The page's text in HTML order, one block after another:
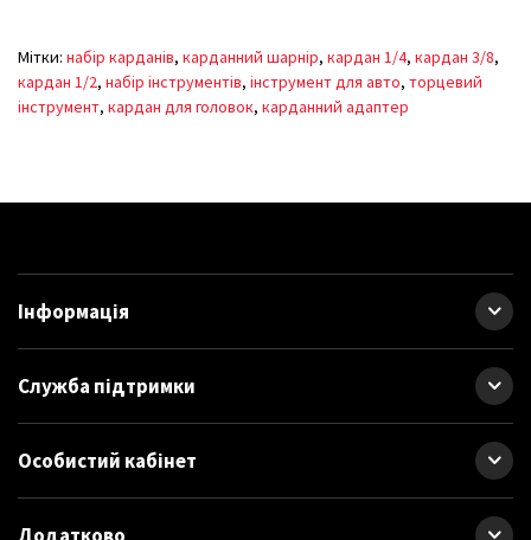
Мітки: набір карданів, карданний шарнір, кардан 1/4, кардан 3/8,
кардан 1/2, набір інструментів, інструмент для авто, торцевий
інструмент, кардан для головок, карданний адаптер
Інформація
Служба підтримки
Особистий кабінет